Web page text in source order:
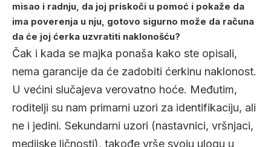
misao i radnju, da joj priskoči u pomoć i pokaže da
ima poverenja u nju, gotovo sigurno može da računa
da će joj ćerka uzvratiti naklonošću?
Čak i kada se majka ponaša kako ste opisali,
nema garancije da će zadobiti ćerkinu naklonost.
U većini slučajeva verovatno hoće. Međutim,
roditelji su nam primarni uzori za identifikaciju, ali
ne i jedini. Sekundarni uzori (nastavnici, vršnjaci,
medijske ličnosti), takođe vrše svoju ulogu u